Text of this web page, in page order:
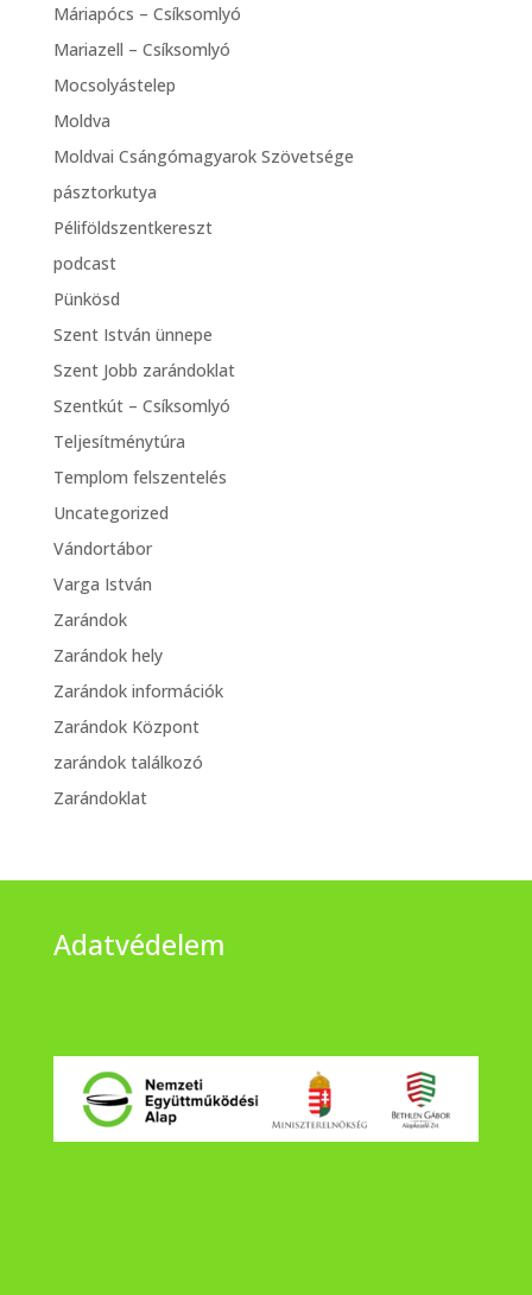
Máriapócs – Csíksomlyó
Mariazell – Csíksomlyó
Mocsolyástelep
Moldva
Moldvai Csángómagyarok Szövetsége
pásztorkutya
Péliföldszentkereszt
podcast
Pünkösd
Szent István ünnepe
Szent Jobb zarándoklat
Szentkút – Csíksomlyó
Teljesítménytúra
Templom felszentelés
Uncategorized
Vándortábor
Varga István
Zarándok
Zarándok hely
Zarándok információk
Zarándok Központ
zarándok találkozó
Zarándoklat
Adatvédelem